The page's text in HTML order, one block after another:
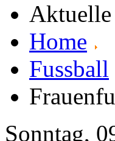
Aktuelle
Home
Fussball
Sonntag,